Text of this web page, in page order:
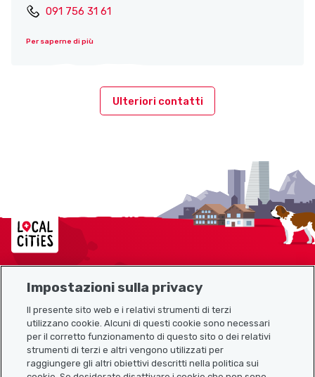
091 756 31 61
Per saperne di più
Ulteriori contatti
Localcities
Link utili
Impostazioni sulla privacy
Il presente sito web e i relativi strumenti di terzi
utilizzano cookie. Alcuni di questi cookie sono necessari
per il corretto funzionamento di questo sito o dei relativi
strumenti di terzi e altri vengono utilizzati per
raggiungere gli altri obiettivi descritti nella politica sui